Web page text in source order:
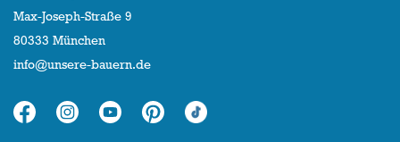
Max-Joseph-Straße 9
80333 München
info@unsere-bauern.de